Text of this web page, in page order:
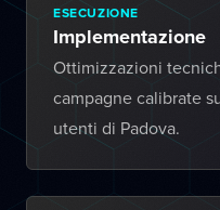
ESECUZIONE
Implementazione
Ottimizzazioni
campagne calibrate
utenti di Padova.